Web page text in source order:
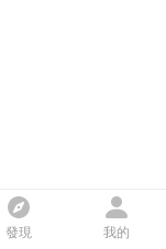
發現 我的